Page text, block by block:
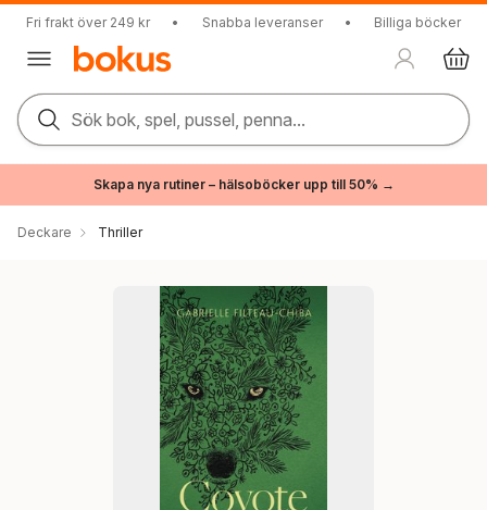
Fri frakt över 249 kr • Snabba leveranser • Billiga böcker
Sök bok, spel, pussel, penna...
Skapa nya rutiner – hälsoböcker upp till 50% →
Deckare Thriller